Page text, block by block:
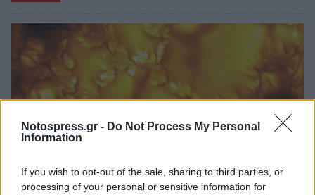
Notospress.gr - Do Not Process My Personal
Information
If you wish to opt-out of the sale, sharing to third parties, or
processing of your personal or sensitive information for